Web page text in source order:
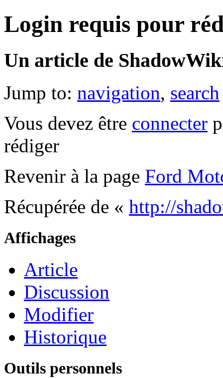
Login requis pour
Un article de
Jump to: navigation, search
Vous devez être connecter
rédiger
Revenir à la page Ford
Récupérée de « http://
Affichages
Article
Discussion
Modifier
Historique
Outils personnels